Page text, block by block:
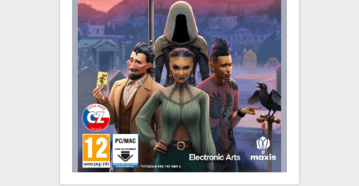
DOPRAVA
XZONE KLUB
TCG & BOARDGAME HUB
VÝKUP HER (BAZAR)